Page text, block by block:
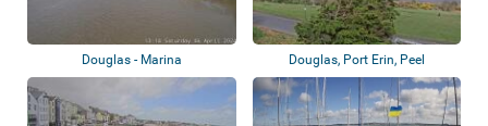
Douglas - Marina Douglas, Port Erin, Peel